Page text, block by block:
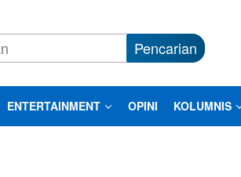
Pencarian
ENTERTAINMENT OPINI KOLUMNIS